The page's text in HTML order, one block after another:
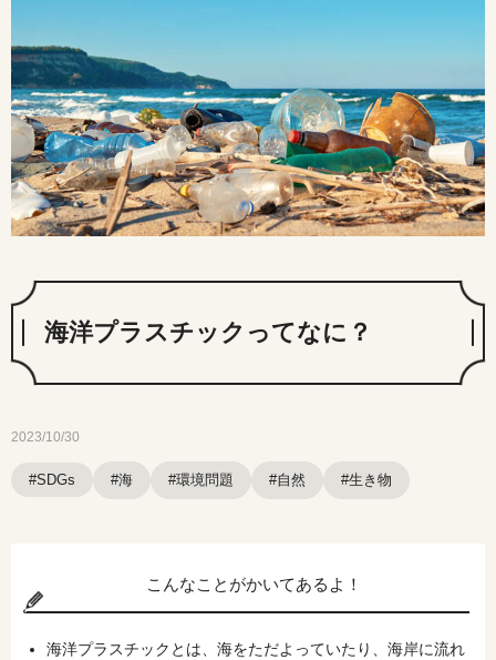
海洋プラスチックってなに？
2023/10/30
#SDGs #海 #環境問題 #自然 #生き物
こんなことがかいてあるよ！
海洋プラスチックとは、海をただよっていたり、海岸に流れ